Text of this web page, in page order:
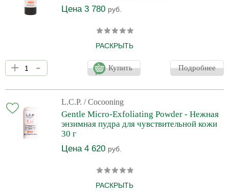
Цена 3 780 руб.
РАСКРЫТЬ
Эффективно убирает роговые клетки и очищает поры сальных
желез. Поддерживает высокий уровень увлажнения,
поддерживает и восстанавливает барьерную функцию
+ - Купить Подробнее
L.C.P. / Cocooning
Gentle Micro-Exfoliating Powder - Нежная
энзимная пудра для чувствительной кожи
30 г
Цена 4 620 руб.
РАСКРЫТЬ